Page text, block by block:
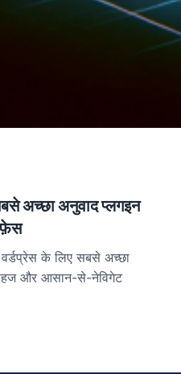
अच्छा अनुवाद प्लगइन
के लिए सबसे अच्छा
और आसान-से-नेविगेट